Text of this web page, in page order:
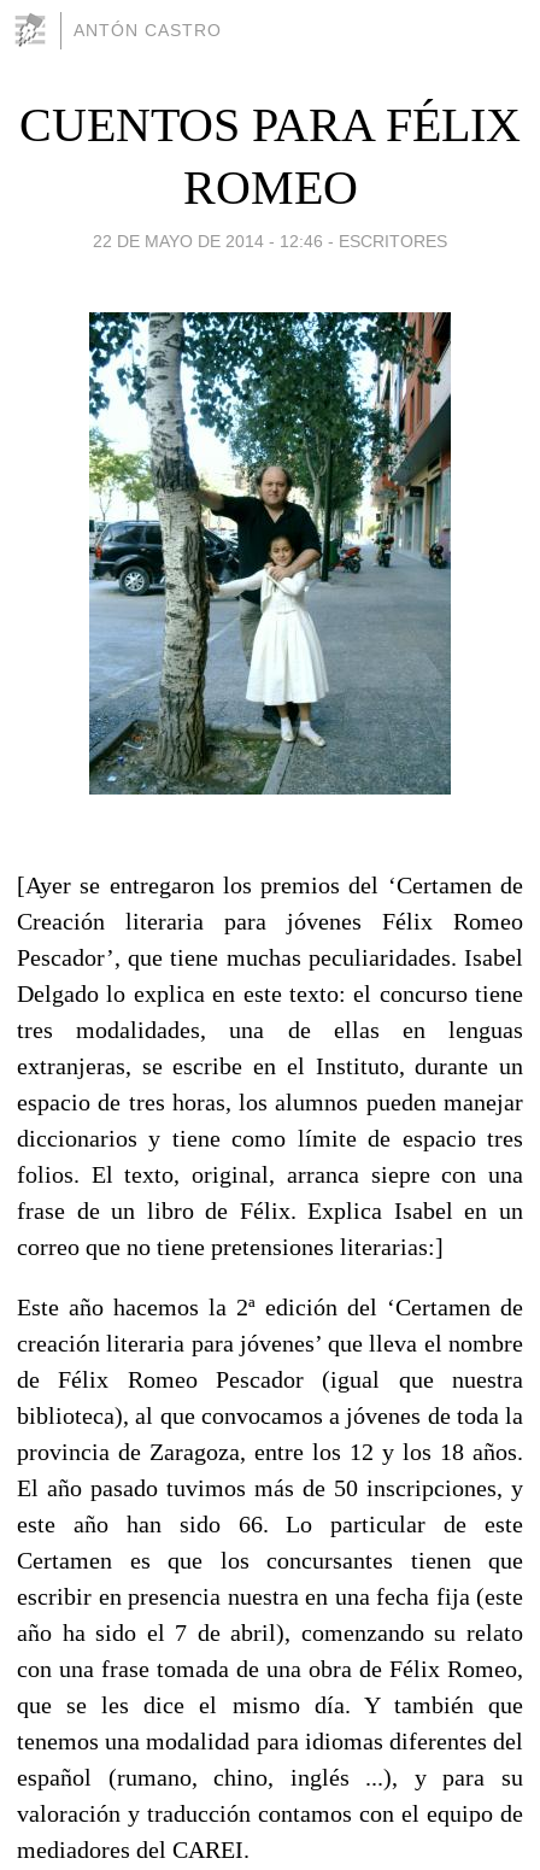
ANTÓN CASTRO
CUENTOS PARA FÉLIX
ROMEO
22 DE MAYO DE 2014 - 12:46 - ESCRITORES
[Ayer se entregaron los premios del ‘Certamen de
Creación literaria para jóvenes Félix Romeo
Pescador’, que tiene muchas peculiaridades. Isabel
Delgado lo explica en este texto: el concurso tiene
tres modalidades, una de ellas en lenguas
extranjeras, se escribe en el Instituto, durante un
espacio de tres horas, los alumnos pueden manejar
diccionarios y tiene como límite de espacio tres
folios. El texto, original, arranca siepre con una
frase de un libro de Félix. Explica Isabel en un
correo que no tiene pretensiones literarias:]
Este año hacemos la 2ª edición del ‘Certamen de
creación literaria para jóvenes’ que lleva el nombre
de Félix Romeo Pescador (igual que nuestra
biblioteca), al que convocamos a jóvenes de toda la
provincia de Zaragoza, entre los 12 y los 18 años.
El año pasado tuvimos más de 50 inscripciones, y
este año han sido 66. Lo particular de este
Certamen es que los concursantes tienen que
escribir en presencia nuestra en una fecha fija (este
año ha sido el 7 de abril), comenzando su relato
con una frase tomada de una obra de Félix Romeo,
que se les dice el mismo día. Y también que
tenemos una modalidad para idiomas diferentes del
español (rumano, chino, inglés ...), y para su
valoración y traducción contamos con el equipo de
mediadores del CAREI.